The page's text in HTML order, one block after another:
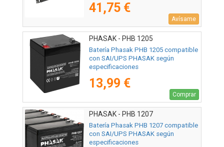
41,75 €
Avísame
PHASAK - PHB 1205
Batería Phasak PHB 1205 compatible
con SAI/UPS PHASAK según
especificaciones
13,99 €
Comprar
PHASAK - PHB 1207
Batería Phasak PHB 1207 compatible
con SAI/UPS PHASAK según
especificaciones